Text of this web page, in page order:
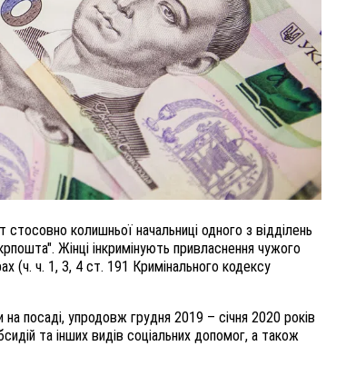
колишньої начальниці одного з відділень
Жінці інкримінують привласнення чужого
(ч. ч. 1, 3, 4 ст. 191 Кримінального кодексу
посаді, упродовж грудня 2019 – січня 2020 років
та інших видів соціальних допомог, а також